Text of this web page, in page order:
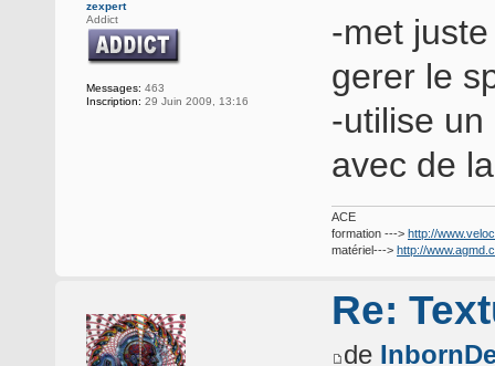
zexpert
Addict
Messages: 463
Inscription: 29 Juin 2009, 13:16
-met
gerer le
-utilise
avec de
ACE
formation ---> http://
matériel---> http://
Re:
de